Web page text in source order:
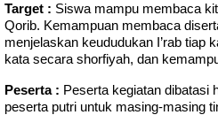
Target : Siswa mampu membaca
Qorib. Kemampuan membaca
menjelaskan keududukan I’rab tiap
kata secara shorfiyah, dan
Peserta : Peserta kegiatan dibatasi
peserta putri untuk masing-masing